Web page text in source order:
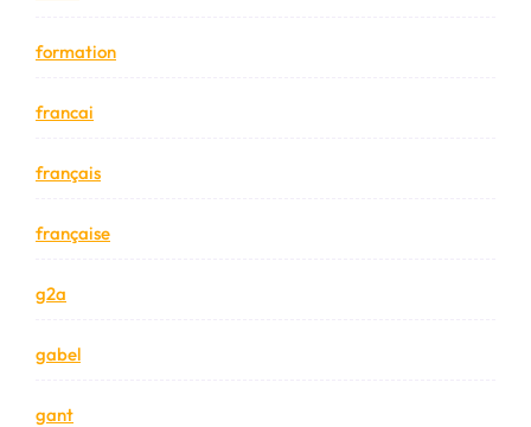
formation
francai
français
française
g2a
gabel
gant